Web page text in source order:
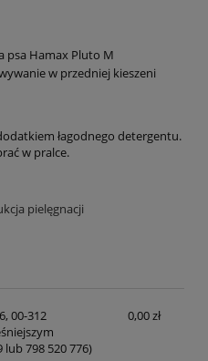
psa Hamax Pluto M
w przedniej kieszeni
łagodnego detergentu.
w pralce.
pielęgnacji
kosztów płatności
00-312
798 520 776)
0,00 zł